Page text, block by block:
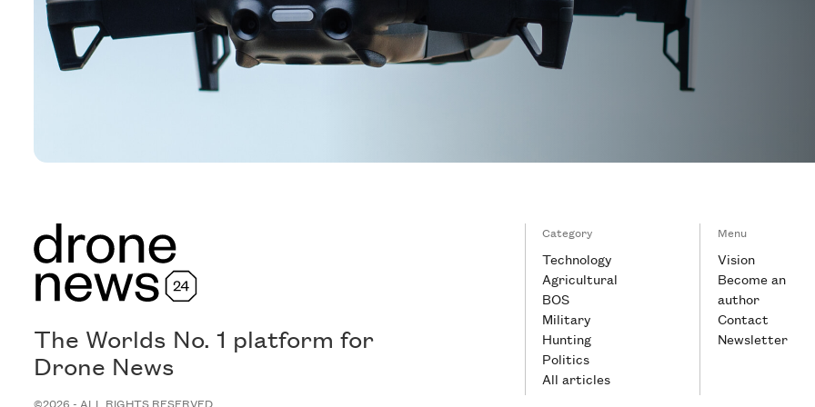
The Worlds No. 1 platform for
Drone News
©2026 - ALL RIGHTS RESERVED.
Category
Technology
Agricultural
BOS
Military
Hunting
Politics
All articles
Menu
Vision
Become an
author
Contact
Newsletter